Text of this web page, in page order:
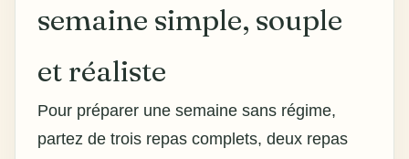
semaine simple, souple
et réaliste
Pour préparer une semaine sans régime,
partez de trois repas complets, deux repas